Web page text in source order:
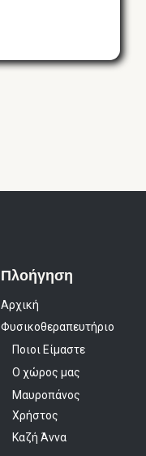
Πλοήγηση
Αρχική
Φυσικοθεραπευτήριο
Ποιοι Είμαστε
Ο χώρος μας
Μαυροπάνος
Χρήστος
Καζή Άννα